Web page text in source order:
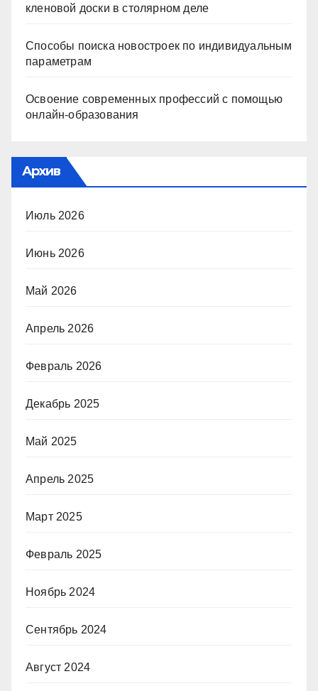
кленовой доски в столярном деле
Способы поиска новостроек по индивидуальным
параметрам
Освоение современных профессий с помощью
онлайн-образования
Архив
Июль 2026
Июнь 2026
Май 2026
Апрель 2026
Февраль 2026
Декабрь 2025
Май 2025
Апрель 2025
Март 2025
Февраль 2025
Ноябрь 2024
Сентябрь 2024
Август 2024